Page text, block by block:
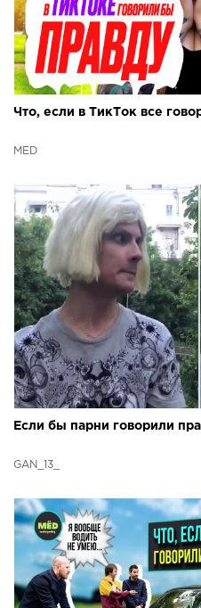
Что, если в ТикТок все
МЁD
Если бы парни говорили
GAN_13_